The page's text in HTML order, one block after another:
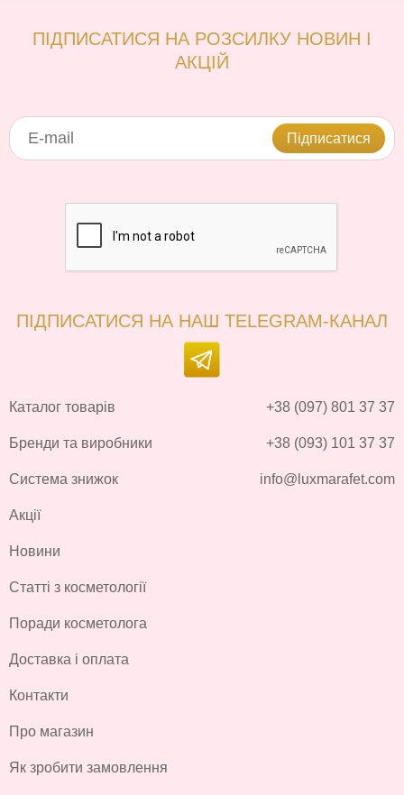
ПІДПИСАТИСЯ НА РОЗСИЛКУ НОВИН І
АКЦІЙ
Підписатися
ПІДПИСАТИСЯ НА НАШ TELEGRAM-КАНАЛ
Каталог товарів
Бренди та виробники
Система знижок
Акції
Новини
Статті з косметології
Поради косметолога
Доставка і оплата
Контакти
Про магазин
Як зробити замовлення
+38 (097) 801 37 37
+38 (093) 101 37 37
info@luxmarafet.com